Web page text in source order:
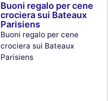
Buoni regalo per cene
crociera sui Bateaux
Parisiens
Buoni regalo per cene
crociera sui Bateaux
Parisiens